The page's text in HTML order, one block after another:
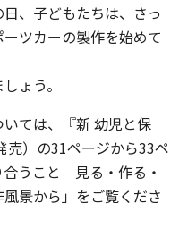
、子どもたちは、さっ
ツカーの製作を始めて
ょう。
いては、『新 幼児と保
売）の31ページから33ペ
合うこと 見る・作る・
景から」をご覧くださ